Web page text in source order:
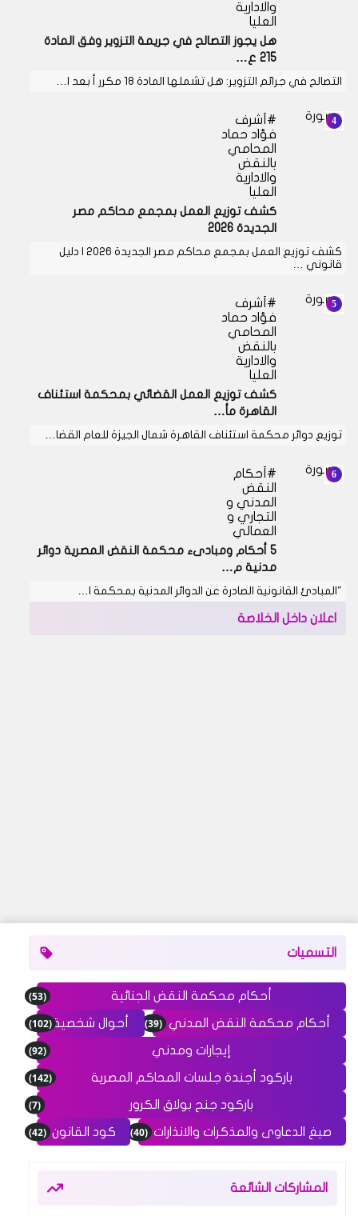
والادارية
العليا
هل يجوز التصالح في جريمة التزوير وفق المادة
215 ع…
التصالح في جرائم التزوير: هل تشملها المادة 18 مكرر أ بعد ا…
أشرف
فؤاد حماد
المحامي
بالنقض
والادارية
العليا
كشف توزيع العمل بمجمع محاكم مصر
الجديدة 2026
كشف توزيع العمل بمجمع محاكم مصر الجديدة 2026 | دليل
قانوني …
أشرف
فؤاد حماد
المحامي
بالنقض
والادارية
العليا
كشف توزيع العمل القضائي بمحكمة استئناف
القاهرة مأ…
توزيع دوائر محكمة استئناف القاهرة شمال الجيزة للعام القضا…
أحكام
النقض
المدني و
التجاري و
العمالي
5 أحكام ومبادىء محكمة النقض المصرية دوائر
مدنية م…
"المبادئ القانونية الصادرة عن الدوائر المدنية بمحكمة ا…
اعلان داخل الخلاصة
التسميات
أحكام محكمة النقض الجنائية (53)
أحكام محكمة النقض المدني (39) أحوال شخصية(102)
إيجارات ومدني (92)
باركود أجندة جلسات المحاكم المصرية (142)
باركود جنح بولاق الكرور (7)
صيغ الدعاوى والمذكرات والانذارات (40) كود القانون (42)
المشاركات الشائعة